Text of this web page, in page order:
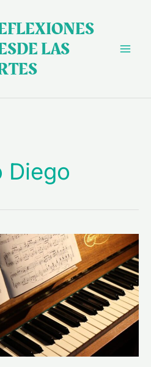
LAS
Diego